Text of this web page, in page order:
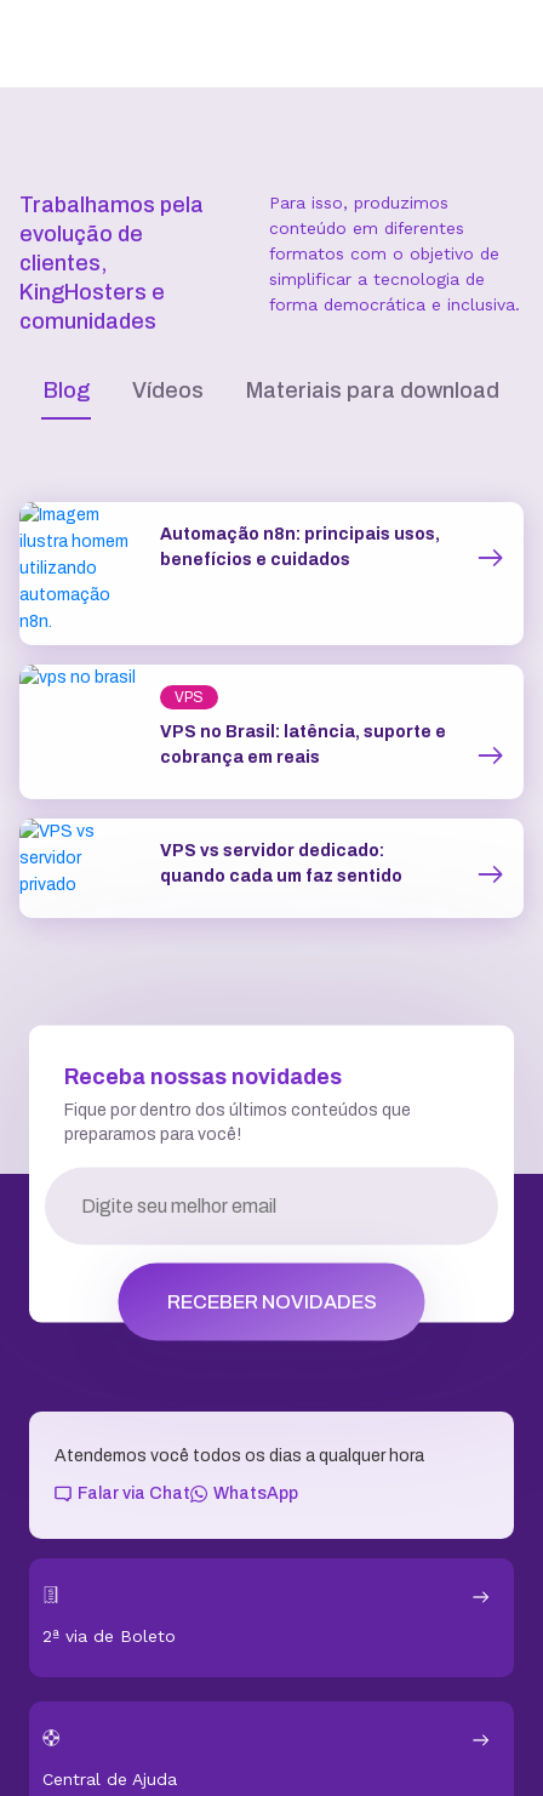
Trabalhamos pela
evolução de
clientes,
KingHosters e
comunidades
Para isso, produzimos
conteúdo em diferentes
formatos com o objetivo de
simplificar a tecnologia de
forma democrática e inclusiva.
Blog Vídeos Materiais para download
Automação n8n: principais usos,
benefícios e cuidados
VPS
VPS no Brasil: latência, suporte e
cobrança em reais
VPS vs servidor dedicado:
quando cada um faz sentido
Receba nossas novidades
Fique por dentro dos últimos conteúdos que
preparamos para você!
RECEBER NOVIDADES
Atendemos você todos os dias a qualquer hora
Falar via Chat WhatsApp
2ª via de Boleto
Central de Ajuda